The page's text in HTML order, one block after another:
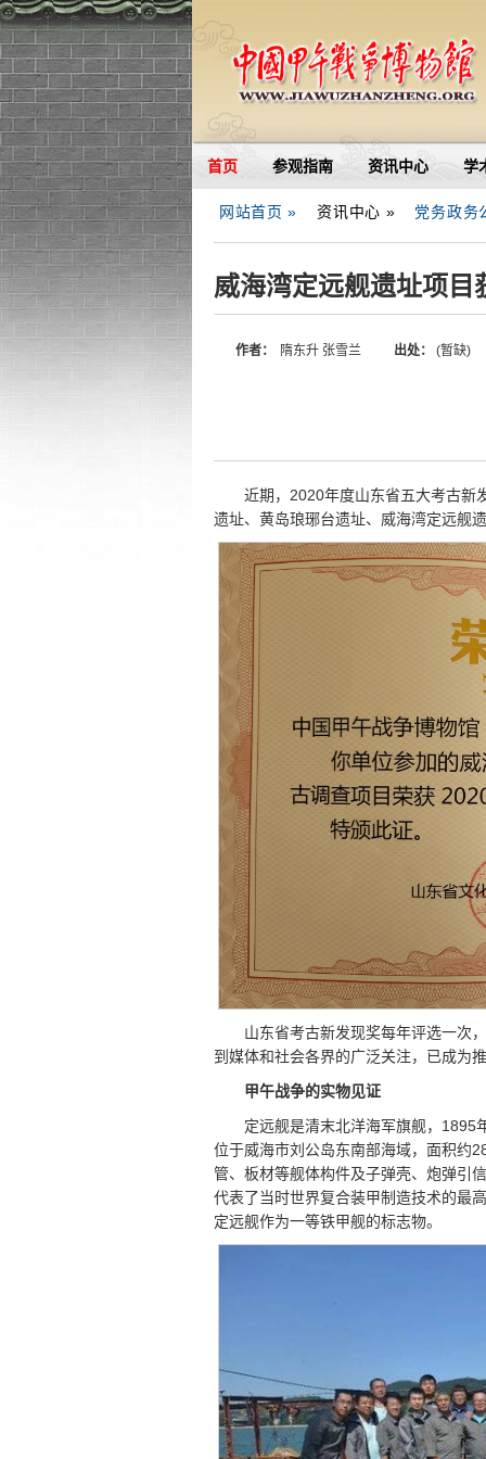
首页 参观指南 资讯中心 学
网站首页 » 资讯中心 » 党务政务
威海湾定远舰遗址项目
作者： 隋东升 张雪兰 出处： (暂缺)
近期，2020年度山东省五大考古新
遗址、黄岛琅琊台遗址、威海湾定远舰
山东省考古新发现奖每年评选一次
到媒体和社会各界的广泛关注，已成为
甲午战争的实物见证
定远舰是清末北洋海军旗舰，1895
位于威海市刘公岛东南部海域，面积约
管、板材等舰体构件及子弹壳、炮弹引
代表了当时世界复合装甲制造技术的最
定远舰作为一等铁甲舰的标志物。